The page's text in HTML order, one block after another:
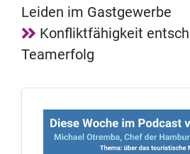
Leiden im Gastgewerbe
Konfliktfähigkeit
Teamerfolg